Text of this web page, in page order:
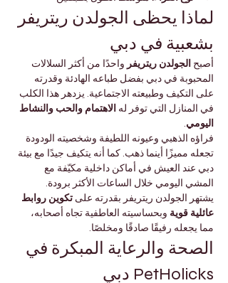
لماذا يحظى الجولدن ريتريفر
بشعبية في دبي
أصبح الجولدن ريتريفر واحدًا من أكثر السلالات
المحبوبة في دبي بفضل طباعه الهادئة وقدرته
على التكيف وطبيعته الاجتماعية. يزدهر هذا الكلب
في المنازل التي توفر له الاهتمام والحب والنشاط
اليومي.
فراؤه الذهبي وعيونه اللطيفة وشخصيته الودودة
تجعله مميزًا أينما ذهب. كما أنه يتكيف جيدًا مع بيئة
دبي عند العيش في أماكن داخلية مكيّفة مع
المشي اليومي خلال الساعات الأكثر برودة.
يشتهر الجولدن ريتريفر بقدرته على تكوين روابط
عائلية قوية وبحساسيته العاطفية تجاه أصحابه،
مما يجعله رفيقًا صادقًا ومخلصًا.
الصحة والرعاية المبكرة في
PetHolicks دبي